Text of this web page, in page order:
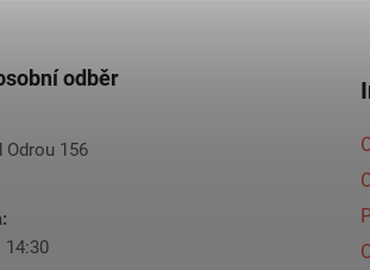
odběr
Odrou 156
14:30